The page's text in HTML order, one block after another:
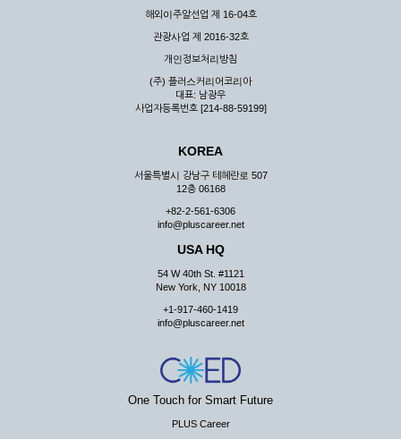
해외이주알선업 제 16-04호
관광사업 제 2016-32호
개인정보처리방침
(주) 플러스커리어코리아
대표: 남광우
사업자등록번호 [214-88-59199]
KOREA
서울특별시 강남구 테헤란로 507
12층 06168
+82-2-561-6306
info@pluscareer.net
USA HQ
54 W 40th St. #1121
New York, NY 10018
+1-917-460-1419
info@pluscareer.net
One Touch for Smart Future
PLUS Career